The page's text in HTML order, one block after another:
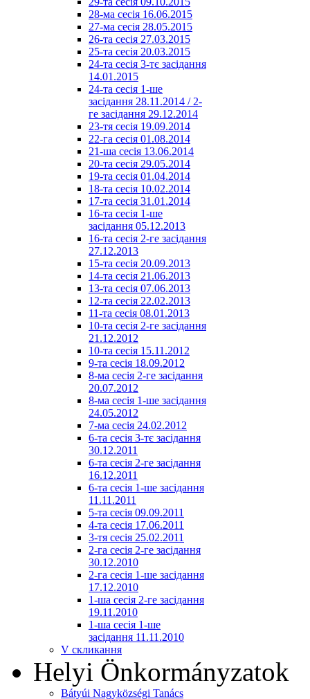
28-ма сесія 16.06.2015
27-ма сесія 28.05.2015
26-та сесія 27.03.2015
25-та сесія 20.03.2015
24-та сесія 3-тє засідання
14.01.2015
24-та сесія 1-ше
засідання 28.11.2014 / 2-
ге засідання 29.12.2014
23-тя сесія 19.09.2014
22-га сесія 01.08.2014
21-ша сесія 13.06.2014
20-та сесія 29.05.2014
19-та сесія 01.04.2014
18-та сесія 10.02.2014
17-та сесія 31.01.2014
16-та сесія 1-ше
засідання 05.12.2013
16-та сесія 2-ге засідання
27.12.2013
15-та сесія 20.09.2013
14-та сесія 21.06.2013
13-та сесія 07.06.2013
12-та сесія 22.02.2013
11-та сесія 08.01.2013
10-та сесія 2-ге засідання
21.12.2012
10-та сесія 15.11.2012
9-та сесія 18.09.2012
8-ма сесія 2-ге засідання
20.07.2012
8-ма сесія 1-ше засідання
24.05.2012
7-ма сесія 24.02.2012
6-та сесія 3-тє засідання
30.12.2011
6-та сесія 2-ге засідання
16.12.2011
6-та сесія 1-ше засідання
11.11.2011
5-та сесія 09.09.2011
4-та сесія 17.06.2011
3-тя сесія 25.02.2011
2-га сесія 2-ге засідання
30.12.2010
2-га сесія 1-ше засідання
17.12.2010
1-ша сесія 2-ге засідання
19.11.2010
1-ша сесія 1-ше
засідання 11.11.2010
V скликання
Helyi Önkormányzatok
Bátyúi Nagyközségi Tanács